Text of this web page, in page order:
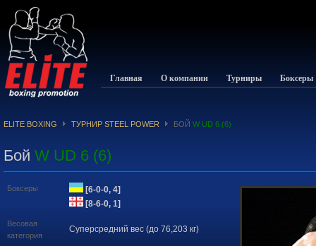
Главная О компании Турниры Боксеры
ELITE BOXING ТУРНИР STEEL POWER БОЙ W UD 6 (6)
Бой W UD 6 (6)
Боксеры
[6-0-0, 4]
[8-6-0, 1]
Весовая
категория
Суперсредний вес (до 76,203 кг)